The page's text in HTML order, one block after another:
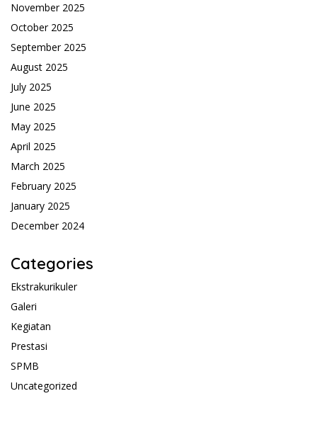
November 2025
October 2025
September 2025
August 2025
July 2025
June 2025
May 2025
April 2025
March 2025
February 2025
January 2025
December 2024
Categories
Ekstrakurikuler
Galeri
Kegiatan
Prestasi
SPMB
Uncategorized